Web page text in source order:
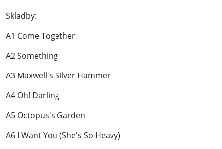
Skladby:
A1 Come Together
A2 Something
A3 Maxwell's Silver Hammer
A4 Oh! Darling
A5 Octopus's Garden
A6 I Want You (She's So Heavy)